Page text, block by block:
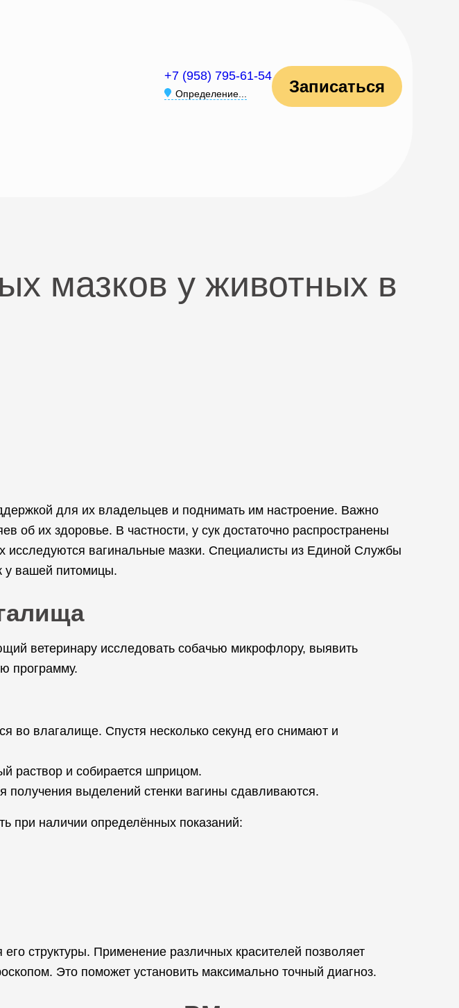
+7 (958) 795-61-54
Определение... Записаться
мазков у животных в
для их владельцев и поднимать им настроение. Важно
об их здоровье. В частности, у сук достаточно распространены
исследуются вагинальные мазки. Специалисты из Единой Службы
у вашей питомицы.
ветеринару исследовать собачью микрофлору, выявить
программу.
влагалище. Спустя несколько секунд его снимают и
раствор и собирается шприцом.
получения выделений стенки вагины сдавливаются.
при наличии определённых показаний:
структуры. Применение различных красителей позволяет
Это поможет установить максимально точный диагноз.